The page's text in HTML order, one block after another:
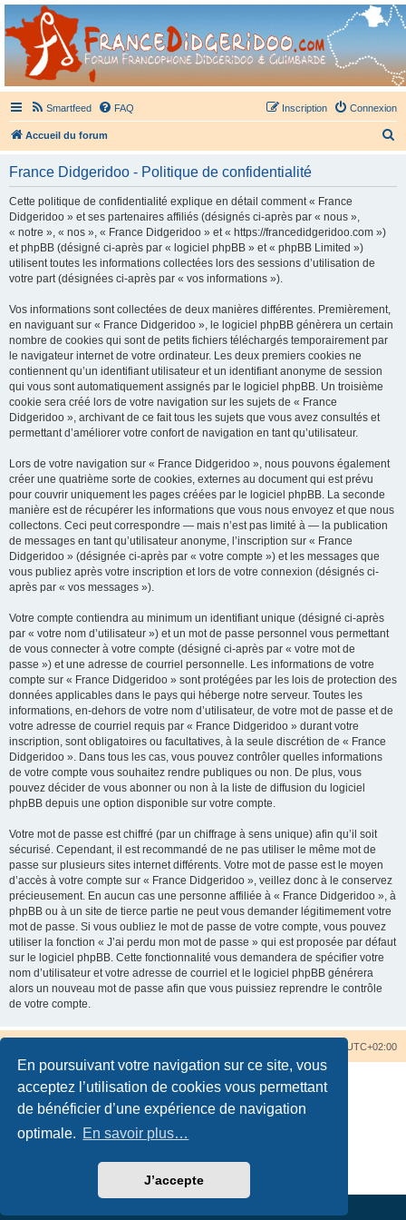
En poursuivant votre navigation sur ce site, vous
acceptez l’utilisation de cookies vous permettant
de bénéficier d’une expérience de navigation
optimale. En savoir plus…
J’accepte
France Didgeridoo
Didgeridoo et Guimbarde sur France Didgeridoo - retrouvez la communauté.
Smartfeed FAQ Connexion
Inscription
Accueil du forum
France Didgeridoo - Politique de confidentialité
Cette politique de confidentialité explique en détail comment « France
Didgeridoo » et ses partenaires affiliés (désignés ci-après par « nous »,
« notre », « nos », « France Didgeridoo » et « https://francedidgeridoo.com »)
et phpBB (désigné ci-après par « logiciel phpBB » et « phpBB Limited »)
utilisent toutes les informations collectées lors des sessions d’utilisation de
votre part (désignées ci-après par « vos informations »).
Vos informations sont collectées de deux manières différentes. Premièrement,
en naviguant sur « France Didgeridoo », le logiciel phpBB génèrera un certain
nombre de cookies qui sont de petits fichiers téléchargés temporairement par
le navigateur internet de votre ordinateur. Les deux premiers cookies ne
contiennent qu’un identifiant utilisateur et un identifiant anonyme de session
qui vous sont automatiquement assignés par le logiciel phpBB. Un troisième
cookie sera créé lors de votre navigation sur les sujets de « France
Didgeridoo », archivant de ce fait tous les sujets que vous avez consultés et
permettant d’améliorer votre confort de navigation en tant qu’utilisateur.
Lors de votre navigation sur « France Didgeridoo », nous pouvons également
créer une quatrième sorte de cookies, externes au document qui est prévu
pour couvrir uniquement les pages créées par le logiciel phpBB. La seconde
manière est de récupérer les informations que vous nous envoyez et que nous
collectons. Ceci peut correspondre — mais n’est pas limité à — la publication
de messages en tant qu’utilisateur anonyme, l’inscription sur « France
Didgeridoo » (désignée ci-après par « votre compte ») et les messages que
vous publiez après votre inscription et lors de votre connexion (désignés ci-
après par « vos messages »).
Votre compte contiendra au minimum un identifiant unique (désigné ci-après
par « votre nom d’utilisateur ») et un mot de passe personnel vous permettant
de vous connecter à votre compte (désigné ci-après par « votre mot de
passe ») et une adresse de courriel personnelle. Les informations de votre
compte sur « France Didgeridoo » sont protégées par les lois de protection des
données applicables dans le pays qui héberge notre serveur. Toutes les
informations, en-dehors de votre nom d’utilisateur, de votre mot de passe et de
votre adresse de courriel requis par « France Didgeridoo » durant votre
inscription, sont obligatoires ou facultatives, à la seule discrétion de « France
Didgeridoo ». Dans tous les cas, vous pouvez contrôler quelles informations
de votre compte vous souhaitez rendre publiques ou non. De plus, vous
pouvez décider de vous abonner ou non à la liste de diffusion du logiciel
phpBB depuis une option disponible sur votre compte.
Votre mot de passe est chiffré (par un chiffrage à sens unique) afin qu’il soit
sécurisé. Cependant, il est recommandé de ne pas utiliser le même mot de
passe sur plusieurs sites internet différents. Votre mot de passe est le moyen
d’accès à votre compte sur « France Didgeridoo », veillez donc à le conservez
précieusement. En aucun cas une personne affiliée à « France Didgeridoo », à
phpBB ou à un site de tierce partie ne peut vous demander légitimement votre
mot de passe. Si vous oubliez le mot de passe de votre compte, vous pouvez
utiliser la fonction « J’ai perdu mon mot de passe » qui est proposée par défaut
sur le logiciel phpBB. Cette fonctionnalité vous demandera de spécifier votre
nom d’utilisateur et votre adresse de courriel et le logiciel phpBB générera
alors un nouveau mot de passe afin que vous puissiez reprendre le contrôle
de votre compte.
UTC+02:00
Traduction française officielle©
Confidentialité